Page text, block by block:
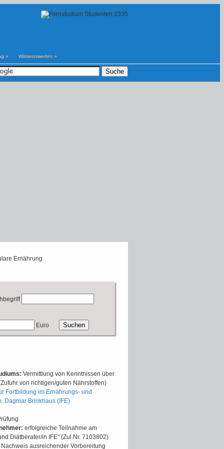
» Wissenswertes »
Ernährung
Euro
Vermittlung von Kenntnissen über
von richtigen/guten Nährstoffen)
Fortbildung im Ernährungs- und
Dagmar Brinkhaus (IFE)
erfolgreiche Teilnahme am
Diätberater/in IFE" (Zul.Nr. 7103802)
Nachweis ausreichender Vorbereitung